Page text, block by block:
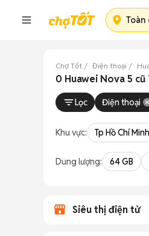
Toàn
Chợ Tốt Điện thoại
0 Huawei Nova 5 cũ
Lọc Điện thoại
Khu vực: Tp Hồ Chí Minh
Dung lượng: 64 GB
Siêu thị điện tử